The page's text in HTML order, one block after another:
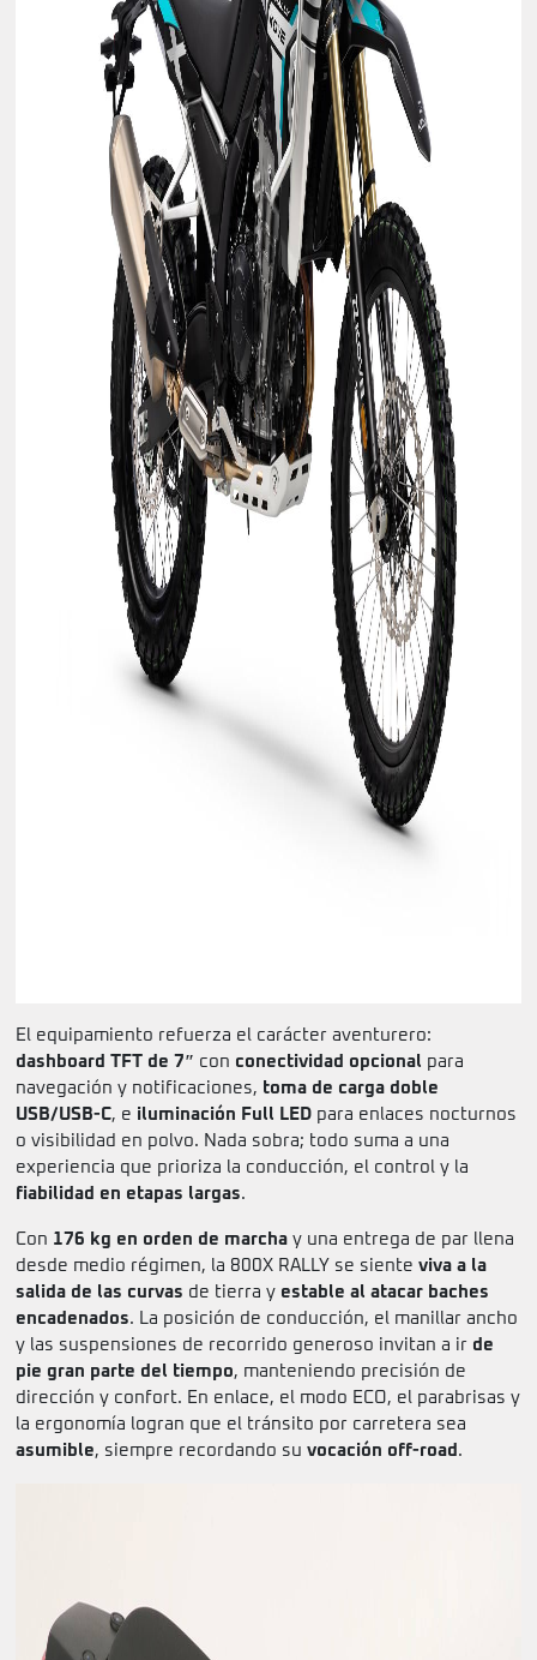
El equipamiento refuerza el carácter aventurero:
dashboard TFT de 7″ con conectividad opcional para
navegación y notificaciones, toma de carga doble
USB/USB-C, e iluminación Full LED para enlaces nocturnos
o visibilidad en polvo. Nada sobra; todo suma a una
experiencia que prioriza la conducción, el control y la
fiabilidad en etapas largas.
Con 176 kg en orden de marcha y una entrega de par llena
desde medio régimen, la 800X RALLY se siente viva a la
salida de las curvas de tierra y estable al atacar baches
encadenados. La posición de conducción, el manillar ancho
y las suspensiones de recorrido generoso invitan a ir de
pie gran parte del tiempo, manteniendo precisión de
dirección y confort. En enlace, el modo ECO, el parabrisas y
la ergonomía logran que el tránsito por carretera sea
asumible, siempre recordando su vocación off-road .